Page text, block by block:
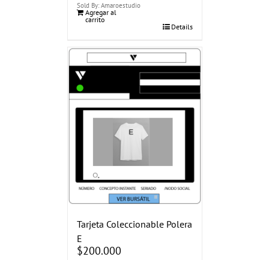
Sold By: Amaroestudio
Agregar al
carrito
Details
Tarjeta Coleccionable Polera
E
$200.000